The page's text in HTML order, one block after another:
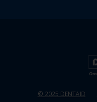
© 2025 DENTAID